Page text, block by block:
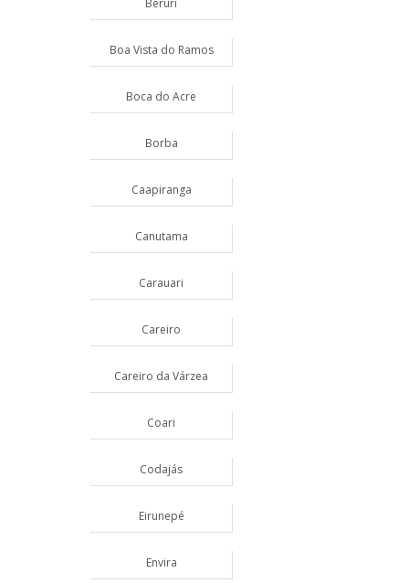
Beruri
Boa Vista do Ramos
Boca do Acre
Borba
Caapiranga
Canutama
Carauari
Careiro
Careiro da Várzea
Coari
Codajás
Eirunepé
Envira